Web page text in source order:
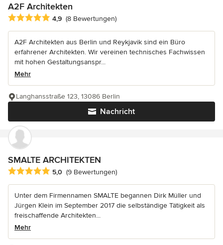
A2F Architekten
Durchschnittliche Bewertung: 4.9 von 5 Sternen
4,9 (8 Bewertungen)
A2F Architekten aus Berlin und Reykjavik sind ein Büro
erfahrener Architekten. Wir vereinen technisches Fachwissen
mit hohen Gestaltungsanspr...
Mehr
Nachricht
Langhansstraße 123, 13086 Berlin
SMALTE ARCHITEKTEN
Durchschnittliche Bewertung: 5 von 5 Sternen
5,0 (9 Bewertungen)
Unter dem Firmennamen SMALTE begannen Dirk Müller und
Jürgen Klein im September 2017 die selbständige Tätigkeit als
freischaffende Architekten...
Mehr